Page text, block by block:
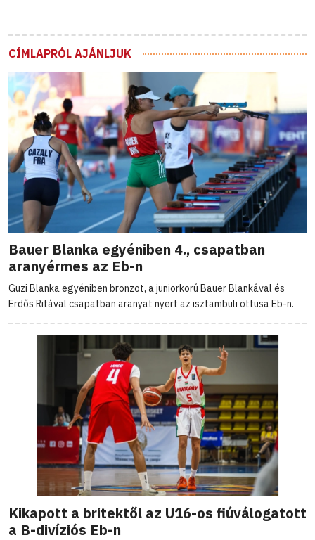
CÍMLAPRÓL AJÁNLJUK
Bauer Blanka egyéniben 4., csapatban
aranyérmes az Eb-n
Guzi Blanka egyéniben bronzot, a juniorkorú Bauer Blankával és
Erdős Ritával csapatban aranyat nyert az isztambuli öttusa Eb-n.
Kikapott a britektől az U16-os fiúválogatott
a B-divíziós Eb-n